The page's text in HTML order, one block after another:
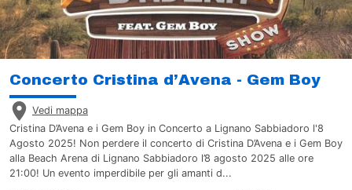
Concerto Cristina d’Avena - Gem Boy
Vedi mappa
Cristina D’Avena e i Gem Boy in Concerto a Lignano Sabbiadoro l'8
Agosto 2025! Non perdere il concerto di Cristina D’Avena e i Gem Boy
alla Beach Arena di Lignano Sabbiadoro l’8 agosto 2025 alle ore
21:00! Un evento imperdibile per gli amanti d...